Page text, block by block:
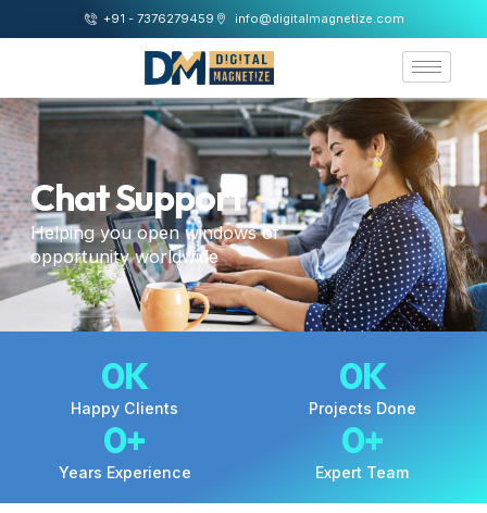
+91 - 7376279459 info@digitalmagnetize.com
Chat Support
Helping you open windows of
opportunity worldwide
Happy Clients
0K
Projects Done
0K
Years Experience
0+
Expert Team
0+